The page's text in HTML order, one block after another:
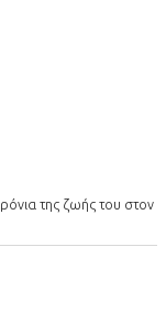
της ζωής του στον